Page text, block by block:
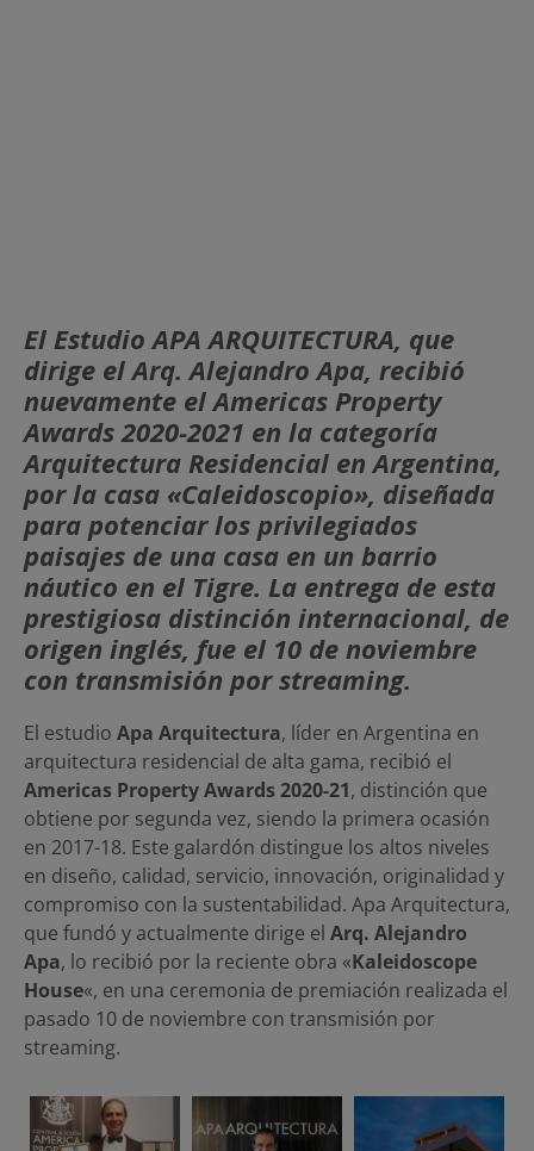
El Estudio APA ARQUITECTURA, que
dirige el Arq. Alejandro Apa, recibió
nuevamente el Americas Property
Awards 2020-2021 en la categoría
Arquitectura Residencial en Argentina,
por la casa «Caleidoscopio», diseñada
para potenciar los privilegiados
paisajes de una casa en un barrio
náutico en el Tigre. La entrega de esta
prestigiosa distinción internacional, de
origen inglés, fue el 10 de noviembre
con transmisión por streaming.
El estudio Apa Arquitectura, líder en Argentina en
arquitectura residencial de alta gama, recibió el
Americas Property Awards 2020-21, distinción que
obtiene por segunda vez, siendo la primera ocasión
en 2017-18. Este galardón distingue los altos niveles
en diseño, calidad, servicio, innovación, originalidad y
compromiso con la sustentabilidad. Apa Arquitectura,
que fundó y actualmente dirige el Arq. Alejandro
Apa, lo recibió por la reciente obra «Kaleidoscope
House«, en una ceremonia de premiación realizada el
pasado 10 de noviembre con transmisión por
streaming.